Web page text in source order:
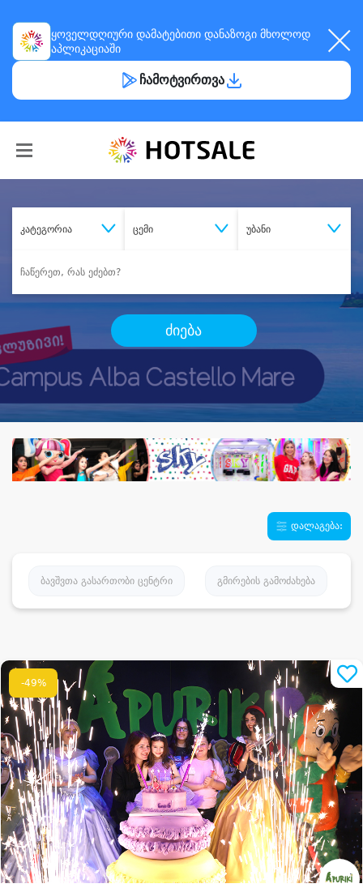
ყოველდღიური დამატებითი დანაზოგი მხოლოდ
აპლიკაციაში
ჩამოტვირთვა
კატეგორია ცემი უბანი
ძიება
დალაგება:
ბავშვთა გასართობი ცენტრი გმირების გამოძახება
-49%